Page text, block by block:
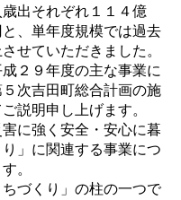
出それぞれ１１４億
と、単年度規模では過去
せていただきました。
２９年度の主な事業に
次吉田町総合計画の施
説明申し上げます。
に強く安全・安心に暮
」に関連する事業につ
。
づくり」の柱の一つで